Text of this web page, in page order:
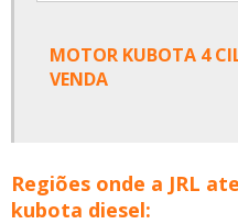
MOTOR KUBOTA 4
VENDA
Regiões onde a JRL
kubota diesel: